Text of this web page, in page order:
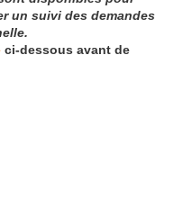
un suivi des demandes
ci-dessous avant de